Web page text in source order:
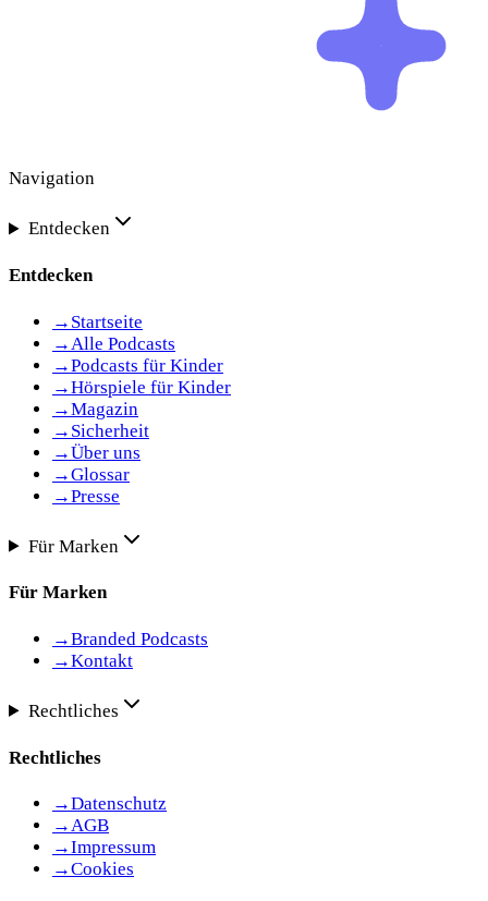
Navigation
Entdecken
Entdecken
→ Startseite
→ Alle Podcasts
→Podcasts für Kinder
→Hörspiele für Kinder
→Magazin
→ Sicherheit
→Über uns
→Glossar
→Presse
Für Marken
Für Marken
→Branded Podcasts
→Kontakt
Rechtliches
Rechtliches
→Datenschutz
→AGB
→Impressum
→Cookies